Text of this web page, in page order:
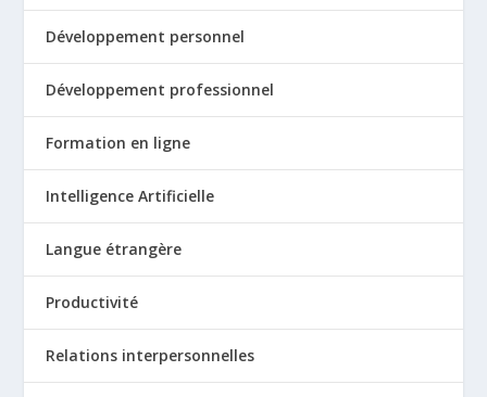
Développement personnel
Développement professionnel
Formation en ligne
Intelligence Artificielle
Langue étrangère
Productivité
Relations interpersonnelles